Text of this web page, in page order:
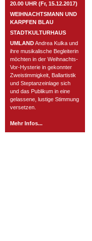
20.00 UHR (Fr, 15.12.2017)
WEIHNACHTSMANN UND
KARPFEN BLAU
STADTKULTURHAUS
UMLANDAndrea Kulka und
ihre musikalische Begleiterin
möchten in der Weihnachts-
Vor-Hysterie in gekonnter
Zweistimmigkeit, Ballartistik
und Steptanzeinlage sich
und das Publikum in eine
gelassene, lustige Stimmung
versetzen.
Mehr Infos...